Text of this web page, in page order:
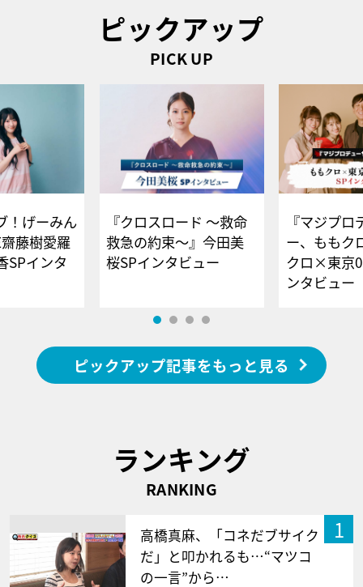
ピックアップ
PICK UP
！げーみん
藤樹愛羅
SPインタ
『クロスロード ～救命
救急の約束～』今田美
桜SPインタビュー
『マジプロ
ー、ももク
クロ×東京
ンタビュー
ピックアップ記事をもっと見る
ランキング
RANKING
1
高橋真麻、「コネだブサイク
だ」と叩かれるも…“マツコ
の一言”から…